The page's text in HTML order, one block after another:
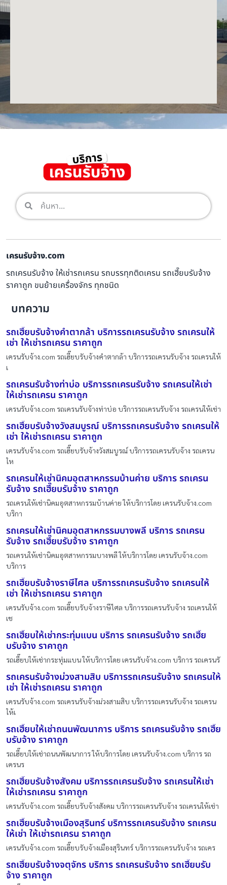
เครนรับจ้าง.com
รถเครนรับจ้าง ให้เช่ารถเครน รถบรรทุกติดเครน รถเฮี๊ยบรับจ้าง
ราคาถูก ขนย้ายเครื่องจักร ทุกชนิด
บทความ
รถเฮี๊ยบรับจ้างคำตากล้า บริการรถเครนรับจ้าง รถเครนให้
เช่า ให้เช่ารถเครน ราคาถูก
เครนรับจ้าง.com รถเฮี๊ยบรับจ้างคำตากล้า บริการรถเครนรับจ้าง รถเครนให้
เ
รถเครนรับจ้างท่าบ่อ บริการรถเครนรับจ้าง รถเครนให้เช่า
ให้เช่ารถเครน ราคาถูก
เครนรับจ้าง.com รถเครนรับจ้างท่าบ่อ บริการรถเครนรับจ้าง รถเครนให้เช่า
รถเฮี๊ยบรับจ้างวังสมบูรณ์ บริการรถเครนรับจ้าง รถเครนให้
เช่า ให้เช่ารถเครน ราคาถูก
เครนรับจ้าง.com รถเฮี๊ยบรับจ้างวังสมบูรณ์ บริการรถเครนรับจ้าง รถเครน
ให
รถเครนให้เช่านิคมอุตสาหกรรมบ้านค่าย บริการ รถเครน
รับจ้าง รถเฮี๊ยบรับจ้าง ราคาถูก
รถเครนให้เช่านิคมอุตสาหกรรมบ้านค่าย ให้บริการโดย เครนรับจ้าง.com
บริกา
รถเครนให้เช่านิคมอุตสาหกรรมบางพลี บริการ รถเครน
รับจ้าง รถเฮี๊ยบรับจ้าง ราคาถูก
รถเครนให้เช่านิคมอุตสาหกรรมบางพลี ให้บริการโดย เครนรับจ้าง.com
บริการ
รถเฮี๊ยบรับจ้างราษีไศล บริการรถเครนรับจ้าง รถเครนให้
เช่า ให้เช่ารถเครน ราคาถูก
เครนรับจ้าง.com รถเฮี๊ยบรับจ้างราษีไศล บริการรถเครนรับจ้าง รถเครนให้
เช
รถเฮี๊ยบให้เช่ากระทุ่มแบน บริการ รถเครนรับจ้าง รถเฮี๊ย
บรับจ้าง ราคาถูก
รถเฮี๊ยบให้เช่ากระทุ่มแบน ให้บริการโดย เครนรับจ้าง.com บริการ รถเครนรั
รถเครนรับจ้างม่วงสามสิบ บริการรถเครนรับจ้าง รถเครนให้
เช่า ให้เช่ารถเครน ราคาถูก
เครนรับจ้าง.com รถเครนรับจ้างม่วงสามสิบ บริการรถเครนรับจ้าง รถเครน
ให้เ
รถเฮี๊ยบให้เช่าถนนพัฒนาการ บริการ รถเครนรับจ้าง รถเฮี๊ย
บรับจ้าง ราคาถูก
รถเฮี๊ยบให้เช่าถนนพัฒนาการ ให้บริการโดย เครนรับจ้าง.com บริการ รถ
เครนร
รถเฮี๊ยบรับจ้างสังคม บริการรถเครนรับจ้าง รถเครนให้เช่า
ให้เช่ารถเครน ราคาถูก
เครนรับจ้าง.com รถเฮี๊ยบรับจ้างสังคม บริการรถเครนรับจ้าง รถเครนให้เช่า
รถเฮี๊ยบรับจ้างเมืองสุรินทร์ บริการรถเครนรับจ้าง รถเครน
ให้เช่า ให้เช่ารถเครน ราคาถูก
เครนรับจ้าง.com รถเฮี๊ยบรับจ้างเมืองสุรินทร์ บริการรถเครนรับจ้าง รถเคร
รถเฮี๊ยบรับจ้างจตุจักร บริการ รถเครนรับจ้าง รถเฮี๊ยบรับ
จ้าง ราคาถูก